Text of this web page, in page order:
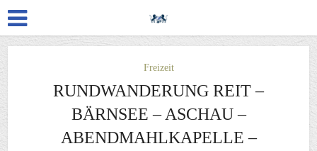
Freizeit
RUNDWANDERUNG REIT –
BÄRNSEE – ASCHAU –
ABENDMAHLKAPELLE –